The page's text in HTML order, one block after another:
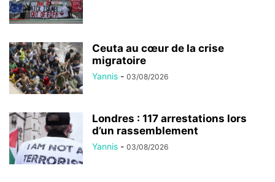
Ceuta au cœur de la crise
migratoire
Yannis - 03/08/2026
Londres : 117 arrestations lors
d’un rassemblement
Yannis - 03/08/2026